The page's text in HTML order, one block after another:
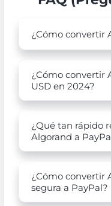
¿Cómo convertir
¿Cómo convertir
USD en 2024?
¿Qué tan rápido
Algorand a
¿Cómo convertir
segura a PayPal?